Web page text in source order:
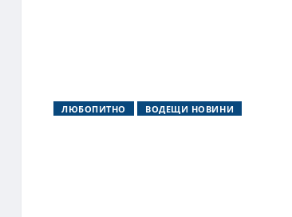
ЛЮБОПИТНО ВОДЕЩИ НОВИНИ